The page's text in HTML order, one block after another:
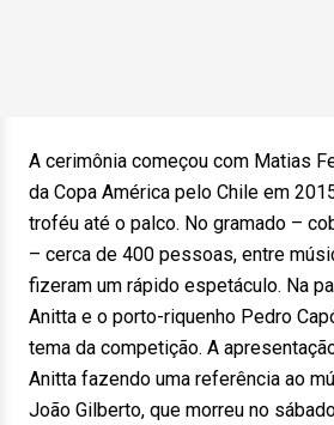
A cerimônia começou com Matias
da Copa América pelo Chile em
troféu até o palco. No gramado –
– cerca de 400 pessoas, entre
fizeram um rápido espetáculo. Na
Anitta e o porto-riquenho Pedro
tema da competição. A
Anitta fazendo uma referência ao
João Gilberto, que morreu no